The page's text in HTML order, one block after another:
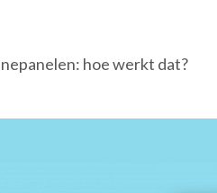
hoe werkt dat?